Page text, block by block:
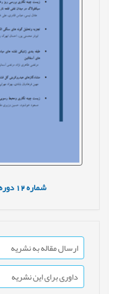
شماره12 دوره6
ارسال مقاله به نشریه
داوری برای این نشریه